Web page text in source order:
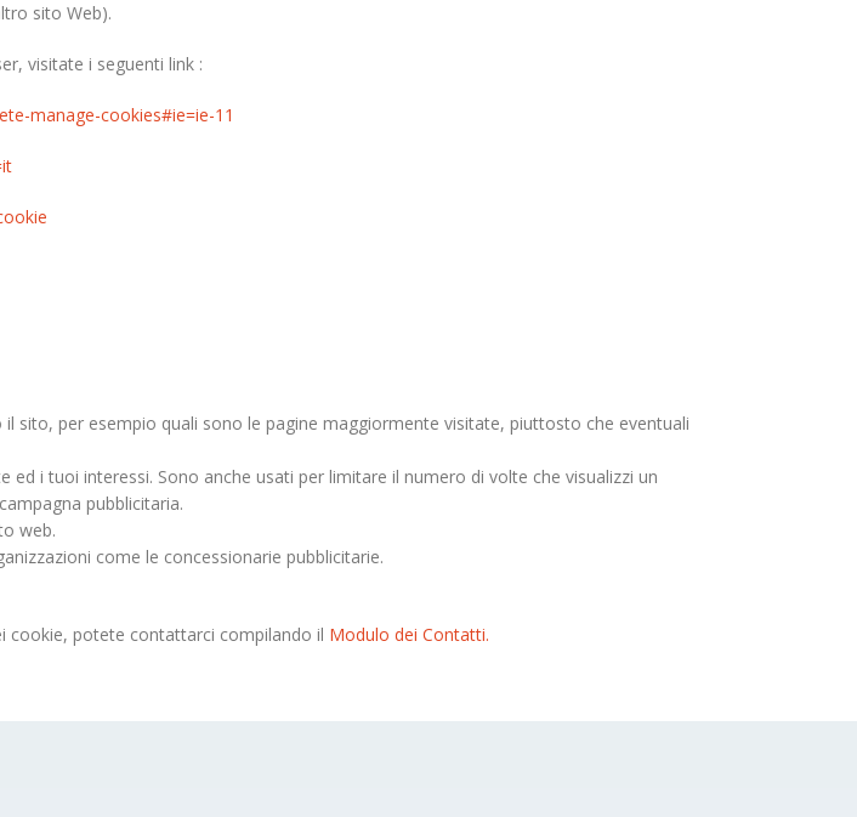
sito Web).
visitate i seguenti link :
manage-cookies#ie=ie-11
sito, per esempio quali sono le pagine maggiormente visitate, piuttosto che eventuali
i tuoi interessi. Sono anche usati per limitare il numero di volte che visualizzi un
pubblicitaria.
web.
come le concessionarie pubblicitarie.
cookie, potete contattarci compilando il Modulo dei Contatti.